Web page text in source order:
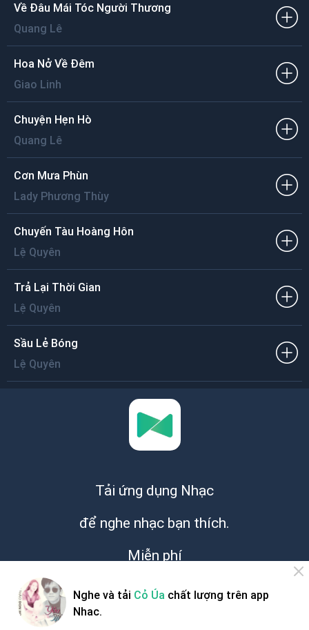
Về Đâu Mái Tóc Người Thương
Quang Lê
Hoa Nở Về Đêm
Giao Linh
Chuyện Hẹn Hò
Quang Lê
Cơn Mưa Phùn
Lady Phương Thùy
Chuyến Tàu Hoàng Hôn
Lệ Quyên
Trả Lại Thời Gian
Lệ Quyên
Sầu Lẻ Bóng
Lệ Quyên
Tải ứng dụng Nhạc
để nghe nhạc bạn thích.
Miễn phí
Nghe và tải Cỏ Úa chất lượng trên app
Nhac.